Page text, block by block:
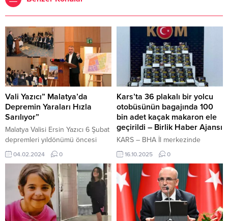
Vali Yazıcı” Malatya’da
Depremin Yaraları Hızla
Sarılıyor”
Malatya Valisi Ersin Yazıcı 6 Şubat
depremleri yıldönümü öncesi
yerel basın ile bir araya gelerek
şu ana kadar yapılan çalışmalar
hakkında önemli bilgileri paylaştı.
Kayhan İNCEOĞLU – BHA /
Malatya Kentte yıkılan binaların
enkazlarını kaldırma oranının
yüzde 86’ya ulaştığını belirten Vali
04.02.2024 0
Kars’ta 36 plakalı bir yolcu
otobüsünün bagajında 100
bin adet kaçak makaron ele
geçirildi – Birlik Haber Ajansı
KARS – BHA İl merkezinde
gerçekleştirilen operasyon
kapsamında, 36 plakalı bir yolcu
otobüsünün bagajında yapılan
aramada 100.000 adet boş
makaron ele geçirildi. Yasa dışı
ürünleri taşımakta olduğu tespit
edilen 1 şüpheli şahıs hakkında
16.10.2025 0